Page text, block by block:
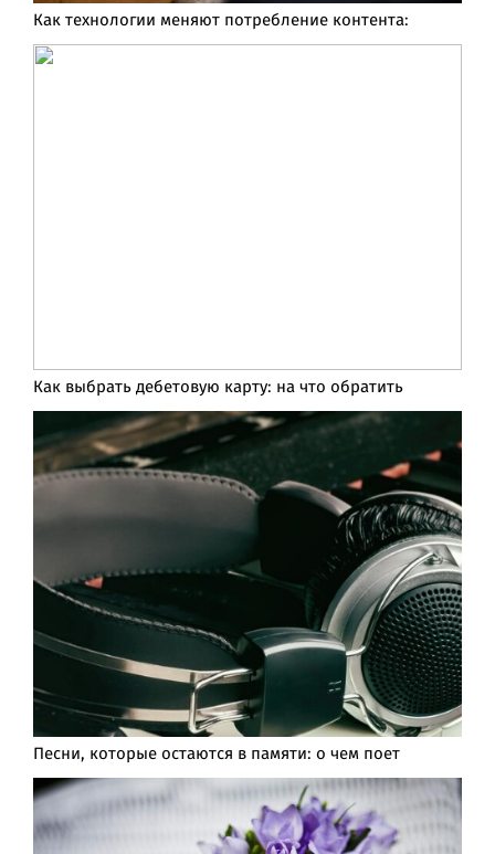
Как технологии меняют потребление контента:
Как выбрать дебетовую карту: на что обратить
Песни, которые остаются в памяти: о чем поет